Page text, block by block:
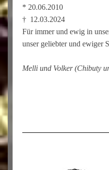
* 20.06.2010
† 12.03.2024
Für immer und ewig in
unser geliebter und ewiger
Melli und Volker (Chibuty